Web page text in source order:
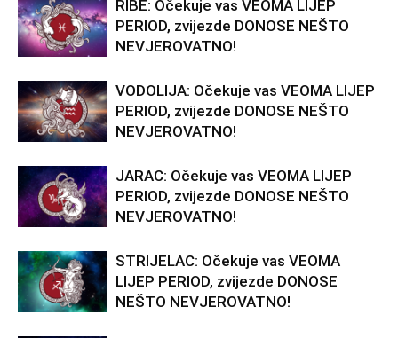
RIBE: Očekuje vas VEOMA LIJEP
PERIOD, zvijezde DONOSE NEŠTO
NEVJEROVATNO!
VODOLIJA: Očekuje vas VEOMA LIJEP
PERIOD, zvijezde DONOSE NEŠTO
NEVJEROVATNO!
JARAC: Očekuje vas VEOMA LIJEP
PERIOD, zvijezde DONOSE NEŠTO
NEVJEROVATNO!
STRIJELAC: Očekuje vas VEOMA
LIJEP PERIOD, zvijezde DONOSE
NEŠTO NEVJEROVATNO!